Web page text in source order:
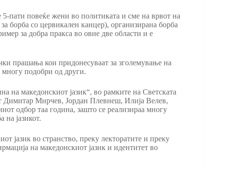
пати повеќе жени во политиката и сме на врвот на
борба со цервикален канцер), организирана борба
за добра пракса во овие две области и е
прашања кои придонесуваат за зголемување на
многу подобри од други.
на македонскиот јазик“, во рамките на Светската
Димитар Мирчев, Јордан Плевнеш, Илија Велев,
одбор таа година, зашто се реализираа многу
на јазикот.
јазик во странство, преку лекторатите и преку
на македонскиот јазик и идентитет во